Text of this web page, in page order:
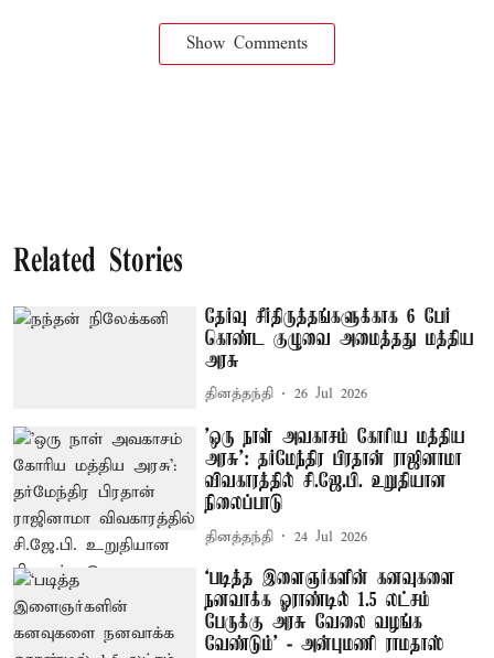
Show Comments
Related Stories
தேர்வு சீர்திருத்தங்களுக்காக 6 பேர்
கொண்ட குழுவை அமைத்தது மத்திய
அரசு
தினத்தந்தி 26 Jul 2026
'ஒரு நாள் அவகாசம் கோரிய மத்திய
அரசு': தர்மேந்திர பிரதான் ராஜினாமா
விவகாரத்தில் சி.ஜே.பி. உறுதியான
நிலைப்பாடு
தினத்தந்தி 24 Jul 2026
‘படித்த இளைஞர்களின் கனவுகளை
நனவாக்க ஓராண்டில் 1.5 லட்சம்
பேருக்கு அரசு வேலை வழங்க
வேண்டும்’ - அன்புமணி ராமதாஸ்